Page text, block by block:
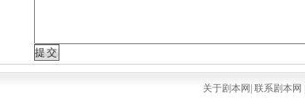
关于剧本网 联系剧本网